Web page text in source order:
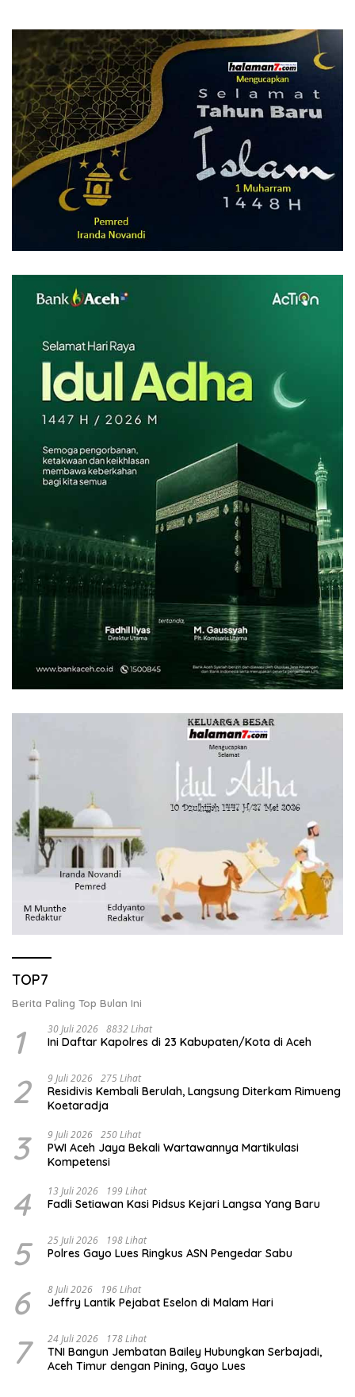
TOP7
Berita Paling Top Bulan Ini
1 30 Juli 2026 8832 Lihat
Ini Daftar Kapolres di 23 Kabupaten/Kota di Aceh
2 9 Juli 2026 275 Lihat
Residivis Kembali Berulah, Langsung Diterkam Rimueng
Koetaradja
3 9 Juli 2026 250 Lihat
PWI Aceh Jaya Bekali Wartawannya Martikulasi
Kompetensi
4 13 Juli 2026 199 Lihat
Fadli Setiawan Kasi Pidsus Kejari Langsa Yang Baru
5 25 Juli 2026 198 Lihat
Polres Gayo Lues Ringkus ASN Pengedar Sabu
6 8 Juli 2026 196 Lihat
Jeffry Lantik Pejabat Eselon di Malam Hari
7 24 Juli 2026 178 Lihat
TNI Bangun Jembatan Bailey Hubungkan Serbajadi,
Aceh Timur dengan Pining, Gayo Lues